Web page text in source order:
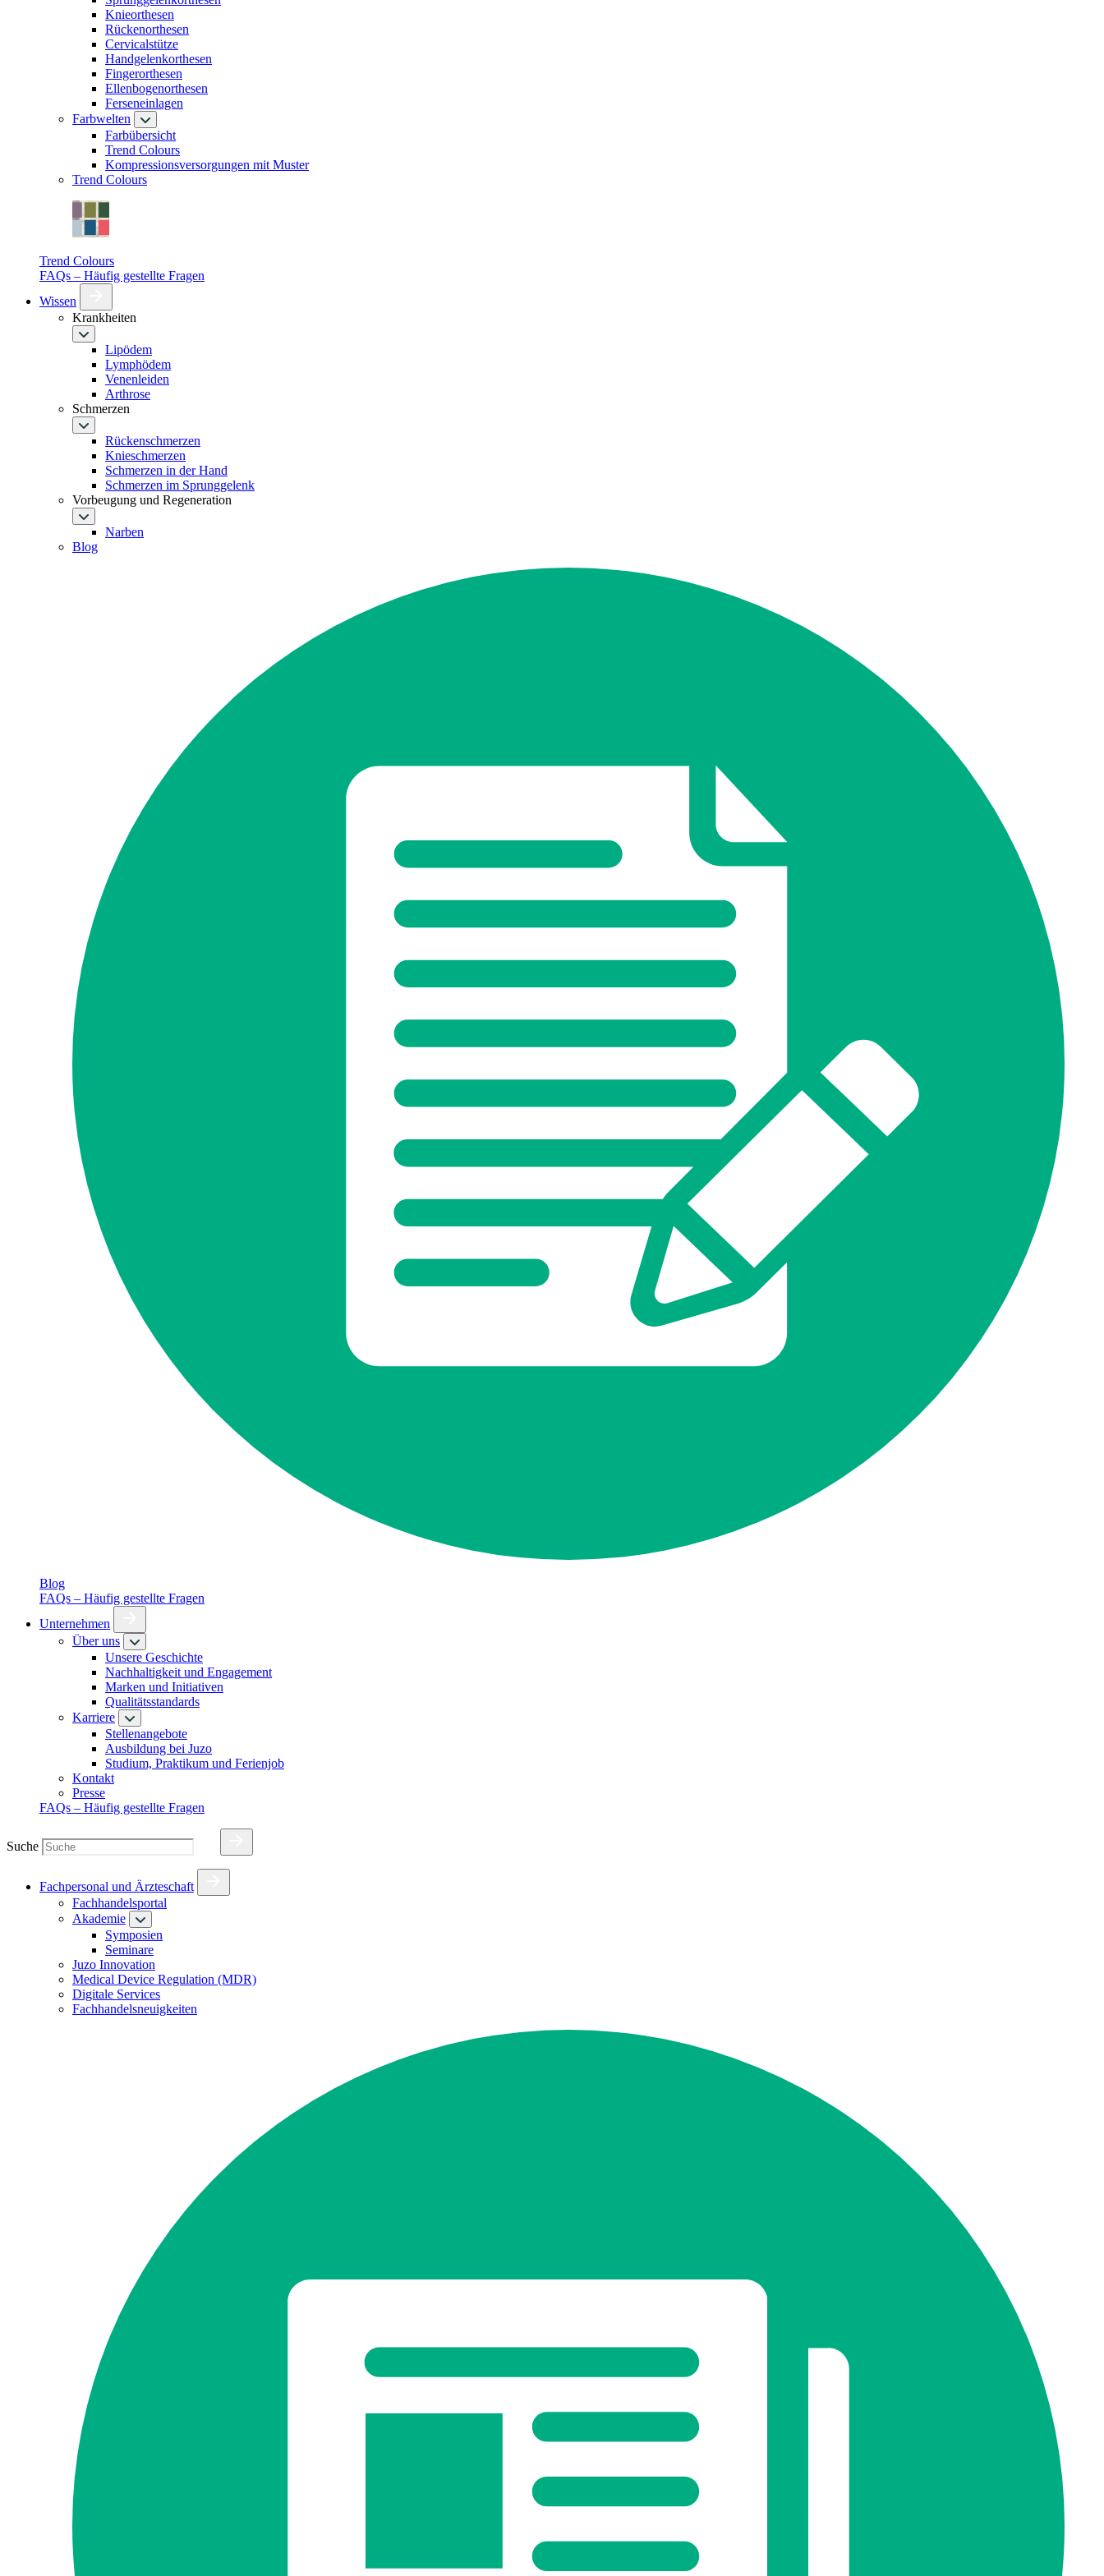
Knieorthesen
Rückenorthesen
Cervicalstütze
Handgelenkorthesen
Fingerorthesen
Ellenbogenorthesen
Ferseneinlagen
Farbwelten
Farbübersicht
Trend Colours
Kompressionsversorgungen mit Muster
Trend Colours
Trend Colours
FAQs – Häufig gestellte Fragen
Wissen
Krankheiten
Lipödem
Lymphödem
Venenleiden
Arthrose
Schmerzen
Rückenschmerzen
Knieschmerzen
Schmerzen in der Hand
Schmerzen im Sprunggelenk
Vorbeugung und Regeneration
Narben
Blog
Blog
FAQs – Häufig gestellte Fragen
Unternehmen
Über uns
Unsere Geschichte
Nachhaltigkeit und Engagement
Marken und Initiativen
Qualitätsstandards
Karriere
Stellenangebote
Ausbildung bei Juzo
Studium, Praktikum und Ferienjob
Kontakt
Presse
FAQs – Häufig gestellte Fragen
Suche
Fachpersonal und Ärzteschaft
Fachhandelsportal
Akademie
Symposien
Seminare
Juzo Innovation
Medical Device Regulation (MDR)
Digitale Services
Fachhandelsneuigkeiten